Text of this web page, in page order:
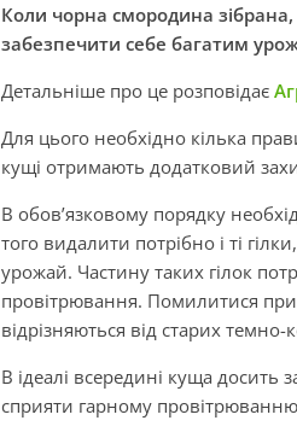
Коли чорна смородина
забезпечити себе багатим
Детальніше про це розповідає
Для цього необхідно кілька
кущі отримають додатковий
В обов’язковому порядку
того видалити потрібно і ті
урожай. Частину таких гілок
провітрювання. Помилитися при
відрізняються від старих
В ідеалі всередині куща досить
сприяти гарному